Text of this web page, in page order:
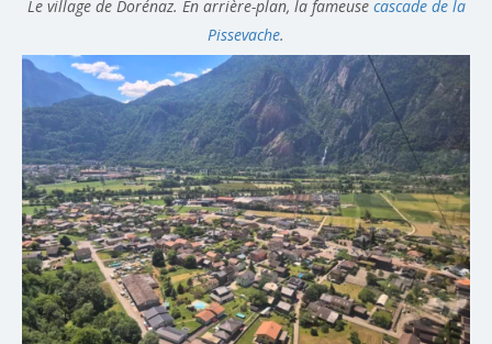
Le village de Dorénaz. En arrière-plan, la fameuse cascade de la
Pissevache.